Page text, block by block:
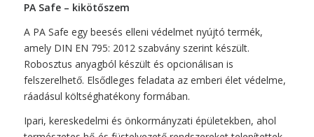
PA Safe – kikötőszem
A PA Safe egy beesés elleni védelmet nyújtó termék,
amely DIN EN 795: 2012 szabvány szerint készült.
Robosztus anyagból készült és opcionálisan is
felszerelhető. Elsődleges feladata az emberi élet védelme,
ráadásul költséghatékony formában.
Ipari, kereskedelmi és önkormányzati épületekben, ahol